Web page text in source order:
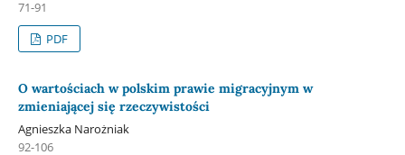
71-91
PDF
O wartościach w polskim prawie migracyjnym w
zmieniającej się rzeczywistości
Agnieszka Narożniak
92-106